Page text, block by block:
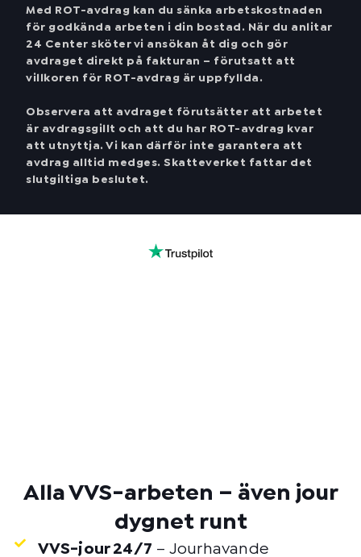
Med ROT-avdrag kan du sänka arbetskostnaden
för godkända arbeten i din bostad. När du anlitar
24 Center sköter vi ansökan åt dig och gör
avdraget direkt på fakturan – förutsatt att
villkoren för ROT-avdrag är uppfyllda.
Observera att avdraget förutsätter att arbetet
är avdragsgillt och att du har ROT-avdrag kvar
att utnyttja. Vi kan därför inte garantera att
avdrag alltid medges. Skatteverket fattar det
slutgiltiga beslutet.
Alla VVS-arbeten – även jour
dygnet runt
VVS-jour 24/7 – Jourhavande